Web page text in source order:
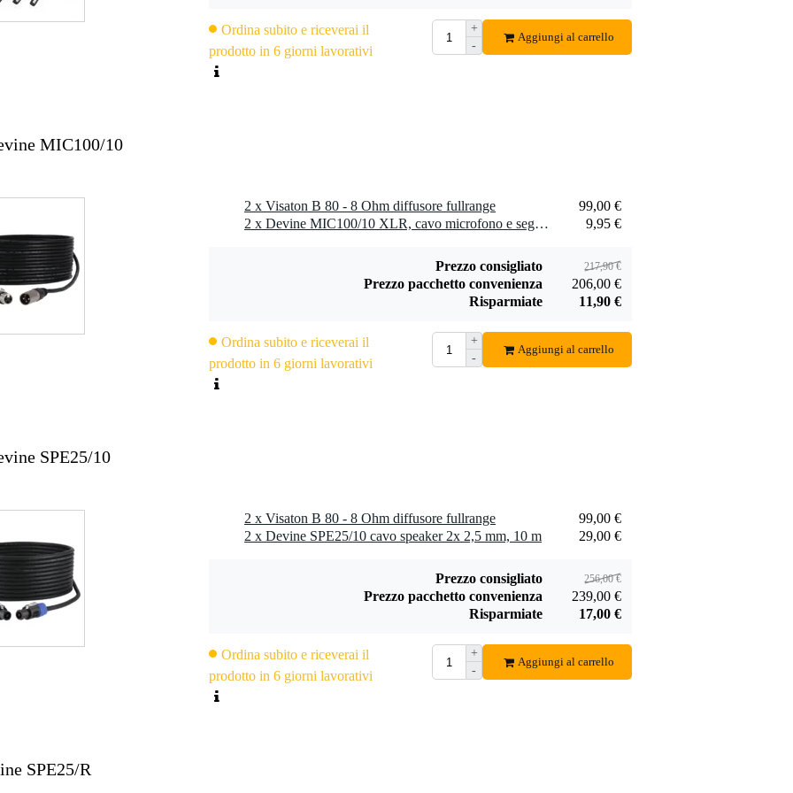
mm
x 0,5 mm (-)
Devine SPE25/R
SPE25/R cavo
speaker 2x 2,5
1,75 €
Ordina subito e riceverai il
prodotto in 6 giorni lavorativi
+
-
Aggiungi al carrello
MIC100/10
2 x Visaton B 80 - 8 Ohm diffusore fullrange
99,00 €
2 x Devine MIC100/10 XLR, cavo microfono e segnale, 10 m
9,95 €
Prezzo consigliato 217,90 €
Prezzo pacchetto convenienza
206,00 €
Risparmiate
11,90 €
Ordina subito e riceverai il
prodotto in 6 giorni lavorativi
+
-
Aggiungi al carrello
SPE25/10
2 x Visaton B 80 - 8 Ohm diffusore fullrange
99,00 €
2 x Devine SPE25/10 cavo speaker 2x 2,5 mm, 10 m
29,00 €
Prezzo consigliato 256,00 €
Prezzo pacchetto convenienza
239,00 €
Risparmiate
17,00 €
Ordina subito e riceverai il
prodotto in 6 giorni lavorativi
+
-
Aggiungi al carrello
SPE25/R